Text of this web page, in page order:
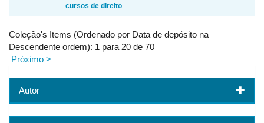
cursos de direito
Coleção's Items (Ordenado por Data de depósito na
Descendente ordem): 1 para 20 de 70
Próximo >
Autor